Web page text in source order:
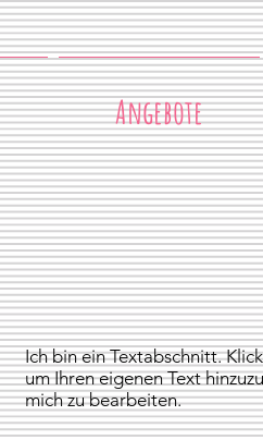
Angebote
Ich bin ein Textabschnitt.
um Ihren eigenen Text
mich zu bearbeiten.